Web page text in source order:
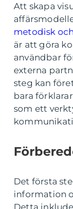
Att skapa
metodisk
är att göra
användbar
externa
steg kan
bara
som ett
Det första
information
Detta